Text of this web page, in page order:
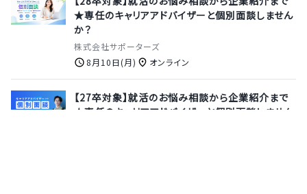
★専任のキャリアアドバイザーと個別面談しません
か？
株式会社サポーターズ
8月10日(月)
オンライン
【27卒対象】就活のお悩み相談から企業紹介まで
★専任のキャリアアドバイザーと個別面談しません